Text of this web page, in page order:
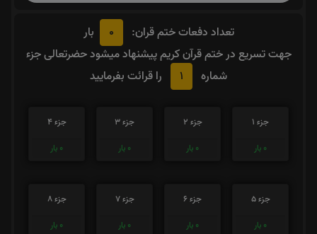
تعداد دفعات ختم قران: 0
بار
جهت تسریع در ختم قرآن کریم پیشنهاد میشود حضرتعالی جزء
شماره
1 را قرائت بفرمایید
جزء 1
0 بار
جزء 2
0 بار
جزء 3
0 بار
جزء 4
0 بار
جزء 5
0 بار
جزء 6
0 بار
جزء 7
0 بار
جزء 8
0 بار